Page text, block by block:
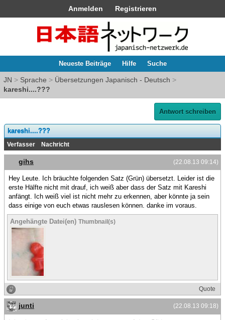
Anmelden Registrieren
Neueste Beiträge Hilfe Suche
JN > Sprache > Übersetzungen Japanisch - Deutsch >
kareshi....???
Antwort schreiben
kareshi....???
Verfasser Nachricht
(22.08.13 09:14)
gihs
Hey Leute. Ich bräuchte folgenden Satz (Grün) übersetzt. Leider ist die
erste Hälfte nicht mit drauf, ich weiß aber dass der Satz mit Kareshi
anfängt. Ich weiß viel ist nicht mehr zu erkennen, aber könnte ja sein
dass einige von euch etwas rauslesen können. danke im voraus.
Angehängte Datei(en) Thumbnail(s)
Quote
(22.08.13 09:18)
junti